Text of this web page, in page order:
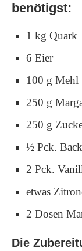
benötigst:
1 kg Quark
6 Eier
100 g Mehl
250 g
250 g
½ Pck.
2 Pck.
etwas
2 Dosen
Die